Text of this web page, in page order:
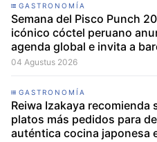
GASTRONOMÍA
Semana del Pisco Punch
icónico cóctel peruano
agenda global e invita a
el mundo a participar
04 Agustus 2026
GASTRONOMÍA
Reiwa Izakaya recomienda
platos más pedidos para
auténtica cocina japonesa